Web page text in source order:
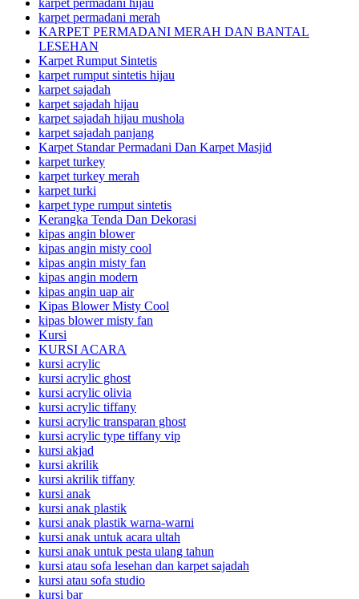
karpet permadani merah
KARPET PERMADANI MERAH DAN BANTAL
LESEHAN
Karpet Rumput Sintetis
karpet rumput sintetis hijau
karpet sajadah
karpet sajadah hijau
karpet sajadah hijau mushola
karpet sajadah panjang
Karpet Standar Permadani Dan Karpet Masjid
karpet turkey
karpet turkey merah
karpet turki
karpet type rumput sintetis
Kerangka Tenda Dan Dekorasi
kipas angin blower
kipas angin misty cool
kipas angin misty fan
kipas angin modern
kipas angin uap air
Kipas Blower Misty Cool
kipas blower misty fan
Kursi
KURSI ACARA
kursi acrylic
kursi acrylic ghost
kursi acrylic olivia
kursi acrylic tiffany
kursi acrylic transparan ghost
kursi acrylic type tiffany vip
kursi akjad
kursi akrilik
kursi akrilik tiffany
kursi anak
kursi anak plastik
kursi anak plastik warna-warni
kursi anak untuk acara ultah
kursi anak untuk pesta ulang tahun
kursi atau sofa lesehan dan karpet sajadah
kursi atau sofa studio
kursi bar